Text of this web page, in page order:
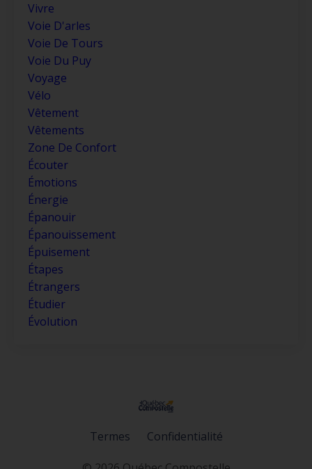
Vivre
Voie D'arles
Voie De Tours
Voie Du Puy
Voyage
Vélo
Vêtement
Vêtements
Zone De Confort
Écouter
Émotions
Énergie
Épanouir
Épanouissement
Épuisement
Étapes
Étrangers
Étudier
Évolution
Termes Confidentialité